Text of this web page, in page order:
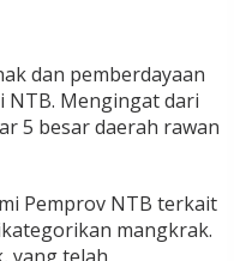
dan pemberdayaan
NTB. Mengingat dari
5 besar daerah rawan
Pemprov NTB terkait
mangkrak.